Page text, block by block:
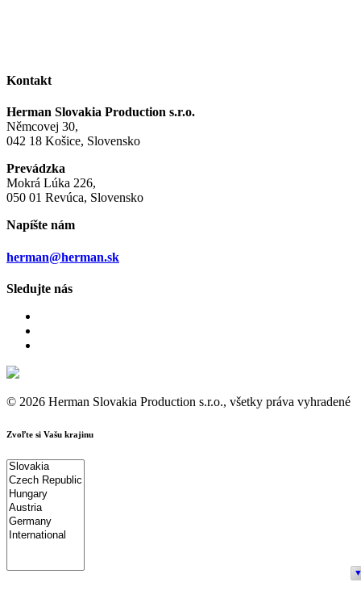
Kontakt
Herman Slovakia Production s.r.o.
Němcovej 30,
042 18 Košice, Slovensko
Prevádzka
Mokrá Lúka 226,
050 01 Revúca, Slovensko
Napíšte nám
herman@herman.sk
Sledujte nás
© 2026 Herman Slovakia Production s.r.o., všetky práva vyhradené
Zvoľte si Vašu krajinu